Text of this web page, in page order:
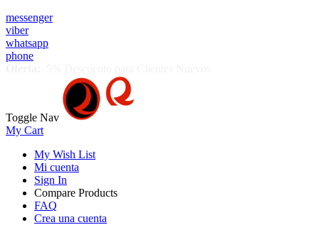
messenger
viber
whatsapp
phone
Toggle Nav
My Cart
My Wish List
Mi cuenta
Sign In
Compare Products
FAQ
Crea una cuenta